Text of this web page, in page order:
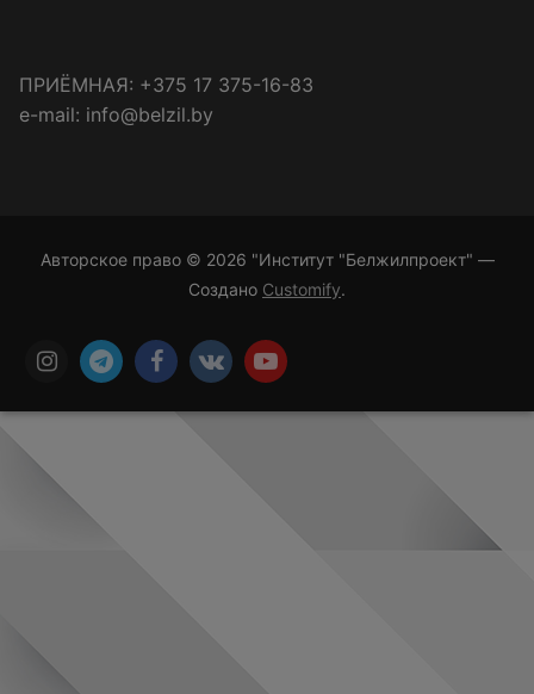
ПРИЁМНАЯ: +375 17 375-16-83
e-mail: info@belzil.by
Авторское право © 2026 "Институт "Белжилпроект" —
Создано Customify.